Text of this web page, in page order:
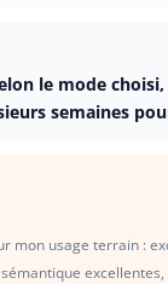
le mode
semaines
mon usage terrain :